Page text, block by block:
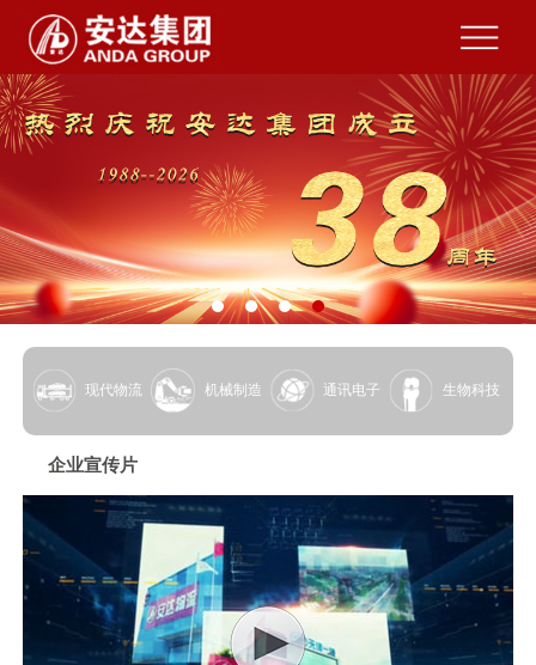
现代物流 机械制造 通讯电子 生物科技
企业宣传片